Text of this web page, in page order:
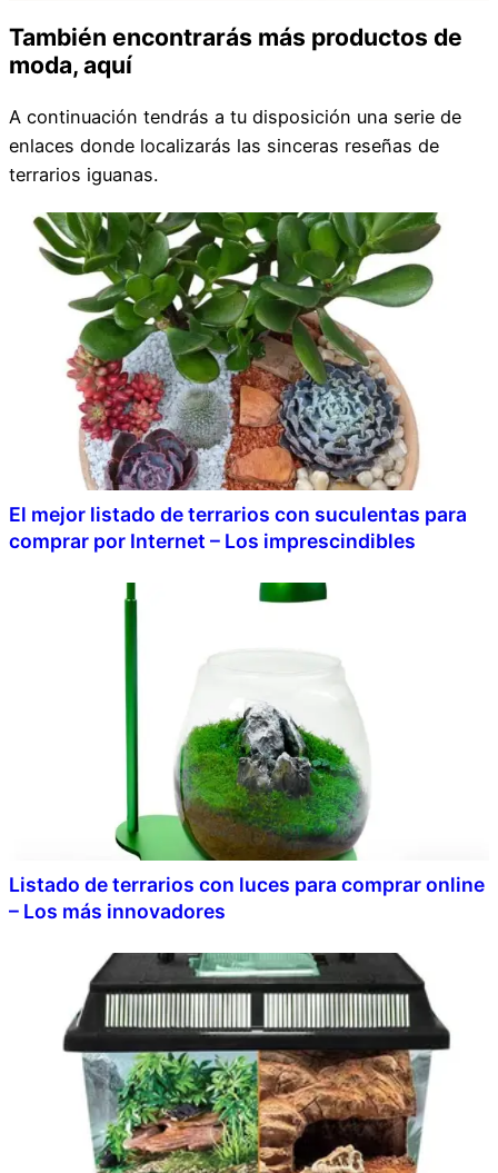
También encontrarás más productos de
moda, aquí
A continuación tendrás a tu disposición una serie de
enlaces donde localizarás las sinceras reseñas de
terrarios iguanas.
El mejor listado de terrarios con suculentas para
comprar por Internet – Los imprescindibles
Listado de terrarios con luces para comprar online
– Los más innovadores